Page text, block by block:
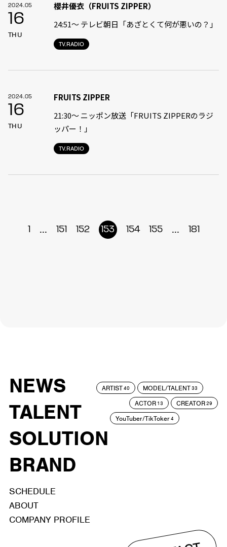
2024.05
16
THU
TV.RADIO
櫻井優衣（FRUITS ZIPPER）
24:51〜 テレビ朝日「あざとくて何が悪いの？」
2024.05
16
THU
TV.RADIO
FRUITS ZIPPER
21:30〜 ニッポン放送「FRUITS ZIPPERのラジ
ッパー！」
1 ... 151 152 153 154 155 ... 181
NEWS
TALENT
SOLUTION
BRAND
ARTIST40 MODEL/TALENT33
ACTOR 13 CREATOR29
YouTuber/TikToker4
SCHEDULE
ABOUT
COMPANY PROFILE